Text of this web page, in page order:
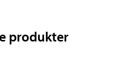
produkter